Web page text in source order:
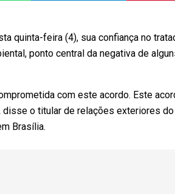
quinta-feira (4), sua confiança no
ponto central da negativa de
com este acordo. Este
disse o titular de relações exteriores
Brasília.